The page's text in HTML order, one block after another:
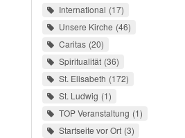
International 17
Unsere Kirche 46
Caritas 20
Spiritualität 36
St. Elisabeth 172
St. Ludwig 1
TOP Veranstaltung 1
Startseite vor Ort 3